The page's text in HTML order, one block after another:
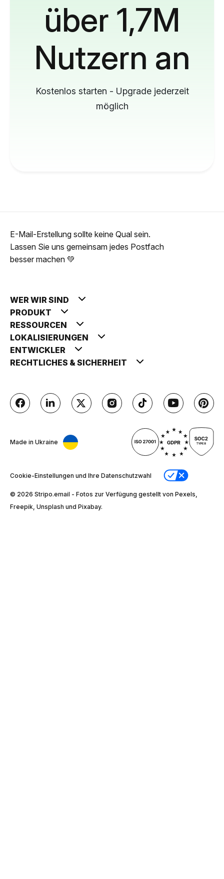
über 1,7M
Nutzern an
Kostenlos starten - Upgrade jederzeit
möglich
E-Mail-Erstellung sollte keine Qual sein.
Lassen Sie uns gemeinsam jedes Postfach
besser machen 💚
WER WIR SIND
PRODUKT
RESSOURCEN
LOKALISIERUNGEN
ENTWICKLER
RECHTLICHES & SICHERHEIT
Made in Ukraine
Cookie-Einstellungen und Ihre Datenschutzwahl
© 2026 Stripо.email - Fotos zur Verfügung gestellt von Pexels,
Freepik, Unsplash und Pixabay.